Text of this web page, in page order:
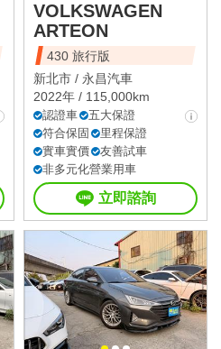
VOLKSWAGEN
ARTEON
430 旅行版
新北市 / 永昌汽車
2022年 / 115,000km
認證車
五大保證
符合保固
里程保證
實車實價
友善試車
非多元化營業用車
立即諮詢